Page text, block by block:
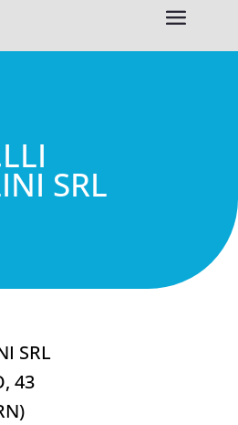
SRL
SRL
43